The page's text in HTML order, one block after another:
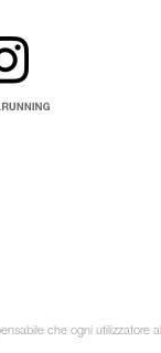
che ogni utilizzatore